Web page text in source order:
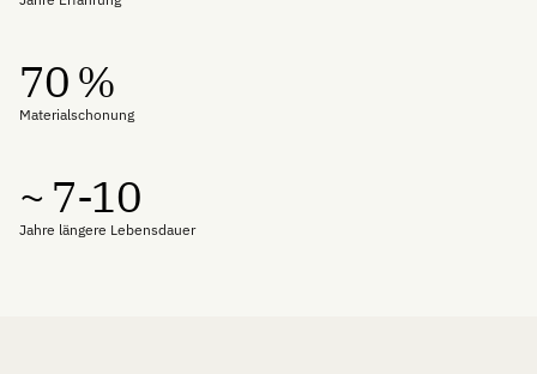
70 %
Materialschonung
~ 7-10
Jahre längere Lebensdauer